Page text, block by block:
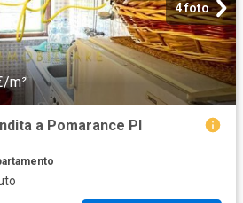
4 foto
m²
a Pomarance PI